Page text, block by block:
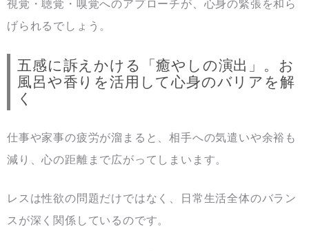
視覚・聴覚・嗅覚へのアプローチが、心身の緊張を和ら
げられるでしょう。
五感に訴えかける「癒やしの演出」。お
風呂や香りを活用して心身のバリアを解
く
仕事や家事の疲労が溜まると、相手への気遣いや余裕も
減り、心の距離まで広がってしまいます。
レスは性欲の問題だけではなく、日常生活全体のバラン
スが深く関係しているのです。